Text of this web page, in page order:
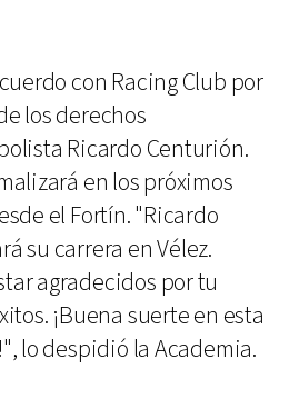
con Racing Club por
los derechos
Ricardo Centurión.
en los próximos
el Fortín. "Ricardo
su carrera en Vélez.
agradecidos por tu
¡Buena suerte en esta
lo despidió la Academia.